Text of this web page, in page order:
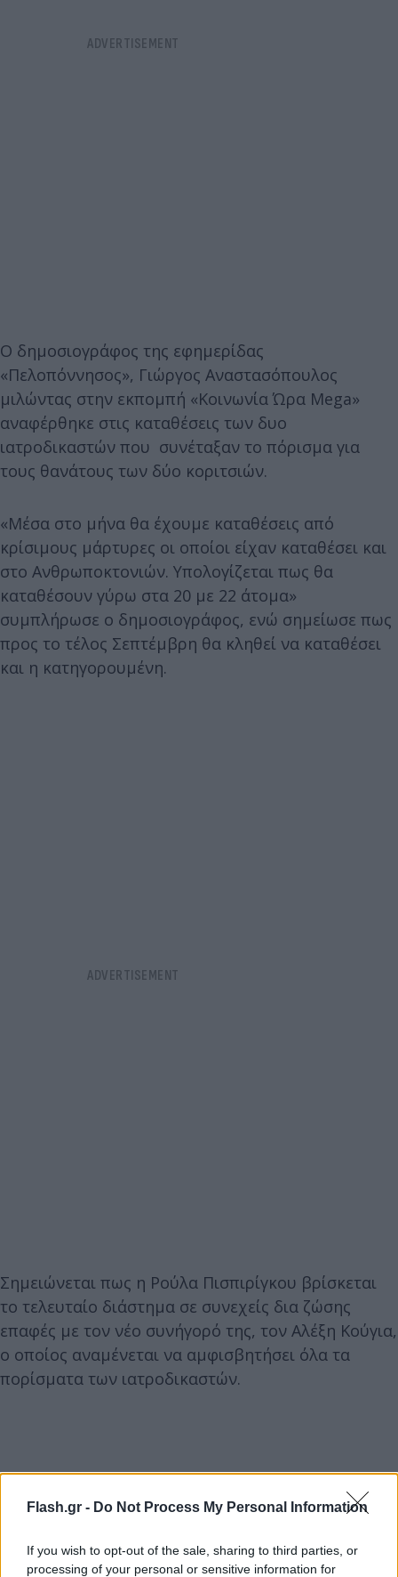
Flash.gr - Do Not Process My Personal Information
If you wish to opt-out of the sale, sharing to third parties, or
processing of your personal or sensitive information for
Ο δημοσιογράφος της εφημερίδας
«Πελοπόννησος», Γιώργος Αναστασόπουλος
μιλώντας στην εκπομπή «Κοινωνία Ώρα Mega»
αναφέρθηκε στις καταθέσεις των δυο
ιατροδικαστών που συνέταξαν το πόρισμα για
τους θανάτους των δύο κοριτσιών.
«Μέσα στο μήνα θα έχουμε καταθέσεις από
κρίσιμους μάρτυρες οι οποίοι είχαν καταθέσει και
στο Ανθρωποκτονιών. Υπολογίζεται πως θα
καταθέσουν γύρω στα 20 με 22 άτομα»
συμπλήρωσε ο δημοσιογράφος, ενώ σημείωσε πως
προς το τέλος Σεπτέμβρη θα κληθεί να καταθέσει
και η κατηγορουμένη.
Σημειώνεται πως η Ρούλα Πισπιρίγκου βρίσκεται
το τελευταίο διάστημα σε συνεχείς δια ζώσης
επαφές με τον νέο συνήγορό της, τον Αλέξη Κούγια,
ο οποίος αναμένεται να αμφισβητήσει όλα τα
πορίσματα των ιατροδικαστών.